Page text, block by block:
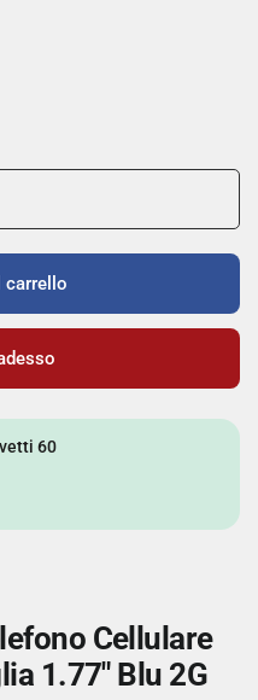
carrello
60
Cellulare
1.77" Blu 2G